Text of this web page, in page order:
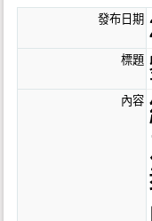
發布日期
標題
內容